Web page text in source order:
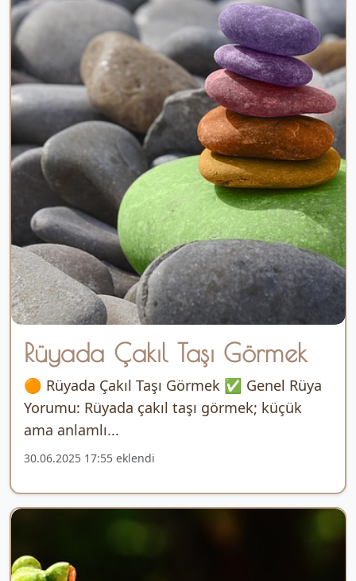
Rüyada Çakıl Taşı Görmek
🟠 Rüyada Çakıl Taşı Görmek ✅ Genel Rüya
Yorumu: Rüyada çakıl taşı görmek; küçük
ama anlamlı...
30.06.2025 17:55 eklendi